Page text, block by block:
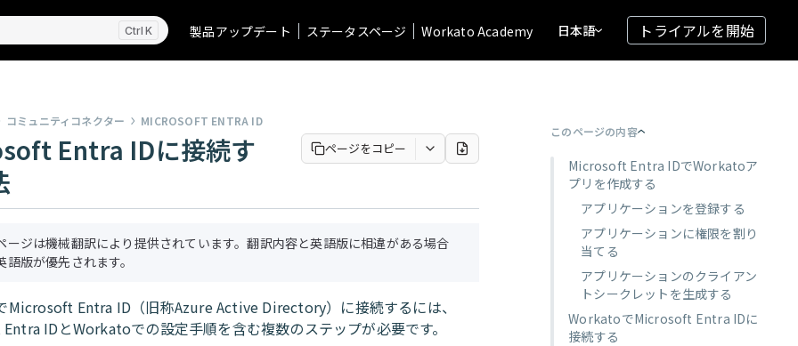
K 製品アップデート ステータスページ Workato Academy 日本語 トライアルを開始
コミュニティコネクター MICROSOFT ENTRA ID
Entra IDに接続す
ージは機械翻訳により提供されています。翻訳内容と英語版に相違がある場合
語版が優先されます。
ページをコピー
Microsoft Entra ID（旧称Azure Active Directory）に接続するには、
IDとWorkatoでの設定手順を含む複数のステップが必要です。
このページの内容
Microsoft Entra IDでWorkatoア
プリを作成する
アプリケーションを登録する
アプリケーションに権限を割り
当てる
アプリケーションのクライアン
トシークレットを生成する
WorkatoでMicrosoft Entra IDに
接続する